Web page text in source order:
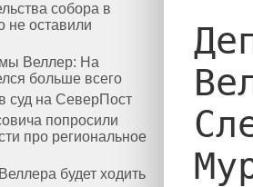
собора в
не оставили
Веллер: На
больше всего
суд на СеверПост
попросили
про региональное
будет ходить